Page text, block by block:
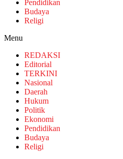
Pendidikan
Budaya
Religi
Menu
REDAKSI
Editorial
TERKINI
Nasional
Daerah
Hukum
Politik
Ekonomi
Pendidikan
Budaya
Religi